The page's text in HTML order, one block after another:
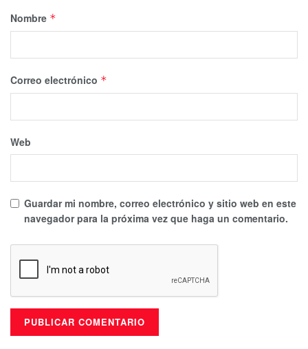
Nombre *
Correo electrónico *
Web
Guardar mi nombre, correo electrónico y sitio web en este
navegador para la próxima vez que haga un comentario.